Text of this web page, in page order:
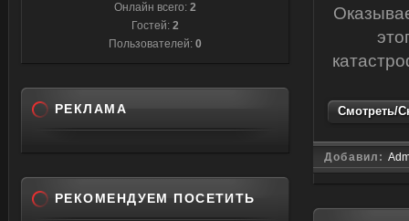
Смотреть/
Добавил:
Онлайн всего: 2
Гостей: 2
Пользователей: 0
РЕКЛАМА
РЕКОМЕНДУЕМ ПОСЕТИТЬ